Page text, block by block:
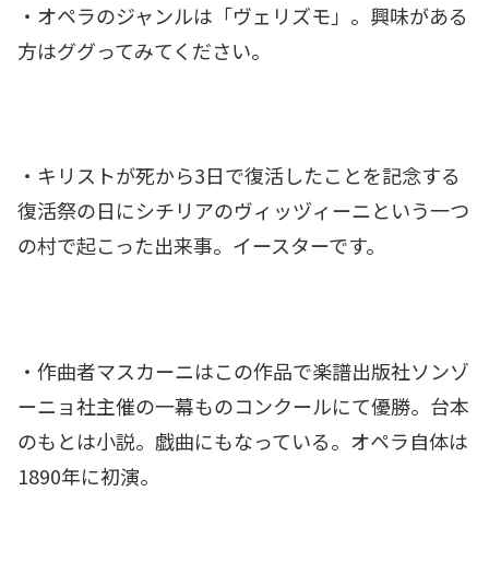
・オペラのジャンルは「ヴェリズモ」。興味がある
方はググってみてください。
・キリストが死から3日で復活したことを記念する
復活祭の日にシチリアのヴィッヅィーニという一つ
の村で起こった出来事。イースターです。
・作曲者マスカーニはこの作品で楽譜出版社ソンゾ
ーニョ社主催の一幕ものコンクールにて優勝。台本
のもとは小説。戯曲にもなっている。オペラ自体は
1890年に初演。